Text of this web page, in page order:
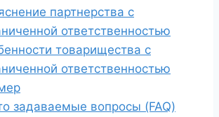
партнерства с
ответственностью
товарищества с
ответственностью
задаваемые вопросы (FAQ)